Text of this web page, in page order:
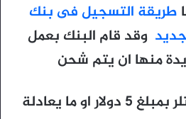
طريقة التسجيل فى بنك
وقد قام البنك بعمل
منها ان يتم شحن
حسابك فى بنك نتلر بمبلغ 5 دولار او ما يعادلة